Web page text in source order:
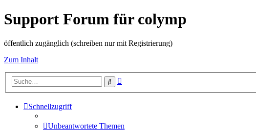
Support Forum für colymp
öffentlich zugänglich (schreiben nur mit Registrierung)
Zum Inhalt
Suche
Schnellzugriff
Unbeantwortete Themen